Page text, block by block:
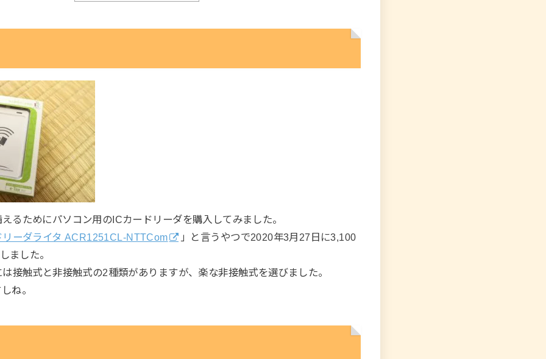
るためにパソコン用のICカードリーダを購入してみました。
リーダライタ ACR1251CL-NTTCom
」と言うやつで2020年3月27日に3,100
ました。
接触式と非接触式の2種類がありますが、楽な非接触式を選びました。
ね。